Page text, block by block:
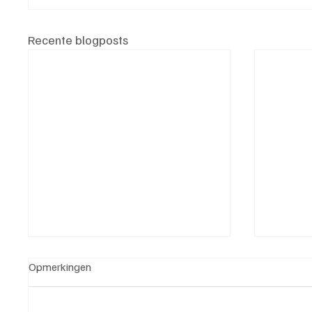
Recente blogposts
Opmerkingen